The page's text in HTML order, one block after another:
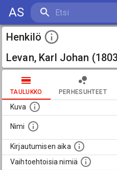
AS
Henkilö
Levan, Karl Johan
TAULUKKO PERHESUHTEET
Kuva
Nimi
Kirjautumisen aika
Vaihtoehtoisia nimiä